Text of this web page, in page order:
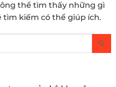
thể tìm thấy những gì
tìm kiếm có thể giúp ích.